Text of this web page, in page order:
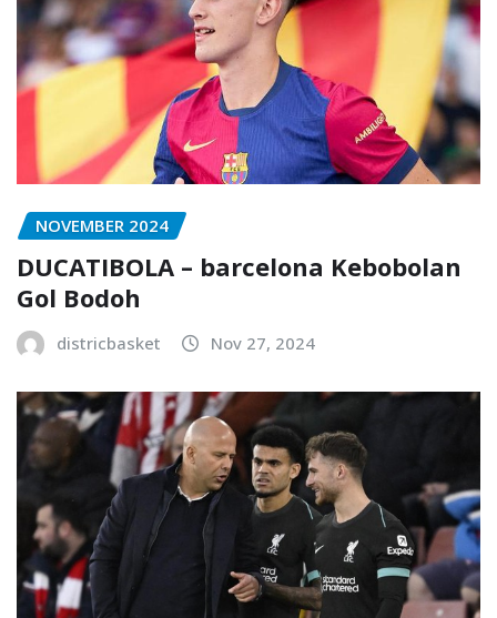
NOVEMBER 2024
DUCATIBOLA – barcelona Kebobolan
Gol Bodoh
districbasket Nov 27, 2024